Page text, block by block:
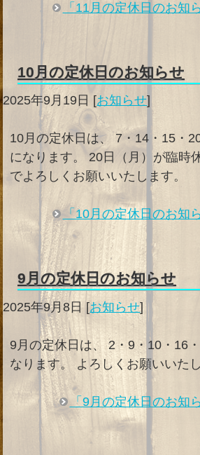
「11月の定休日のお知
10月の定休日のお知らせ
2025年9月19日 [お知らせ]
10月の定休日は、 7・14・15・
になります。 20日（月）が臨時
でよろしくお願いいたします。
「10月の定休日のお知
9月の定休日のお知らせ
2025年9月8日 [お知らせ]
9月の定休日は、 2・9・10・16
なります。 よろしくお願いいたし
「9月の定休日のお知